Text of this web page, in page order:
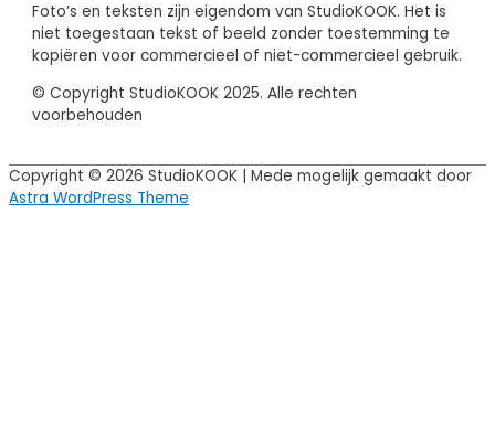
Foto’s en teksten zijn eigendom van StudioKOOK. Het is
niet toegestaan tekst of beeld zonder toestemming te
kopiëren voor commercieel of niet-commercieel gebruik.
© Copyright StudioKOOK 2025. Alle rechten
voorbehouden
Copyright © 2026 StudioKOOK | Mede mogelijk gemaakt door
Astra WordPress Theme